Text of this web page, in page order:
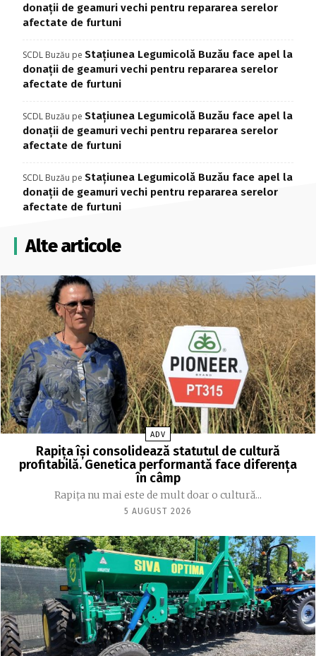
donații de geamuri vechi pentru repararea serelor
afectate de furtuni
SCDL Buzău pe Stațiunea Legumicolă Buzău face apel la
donații de geamuri vechi pentru repararea serelor
afectate de furtuni
SCDL Buzău pe Stațiunea Legumicolă Buzău face apel la
donații de geamuri vechi pentru repararea serelor
afectate de furtuni
SCDL Buzău pe Stațiunea Legumicolă Buzău face apel la
donații de geamuri vechi pentru repararea serelor
afectate de furtuni
Alte articole
ADV
Rapița își consolidează statutul de cultură
profitabilă. Genetica performantă face diferența
în câmp
Rapița nu mai este de mult doar o cultură...
5 AUGUST 2026